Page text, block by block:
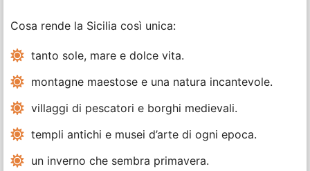
Cosa rende la Sicilia così unica:
tanto sole, mare e dolce vita.
montagne maestose e una natura incantevole.
villaggi di pescatori e borghi medievali.
templi antichi e musei d’arte di ogni epoca.
un inverno che sembra primavera.